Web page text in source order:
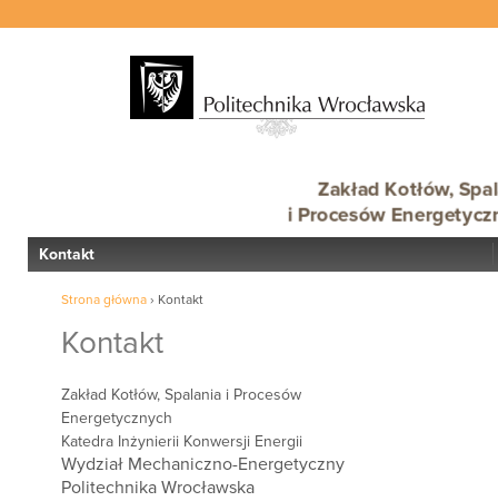
Zakład Kotłów,
i Procesów
Kontakt
Strona główna › Kontakt
Kontakt
Zakład Kotłów, Spalania i Procesów
Energetycznych
Katedra Inżynierii Konwersji Energii
Wydział Mechaniczno-Energetyczny
Politechnika Wrocławska